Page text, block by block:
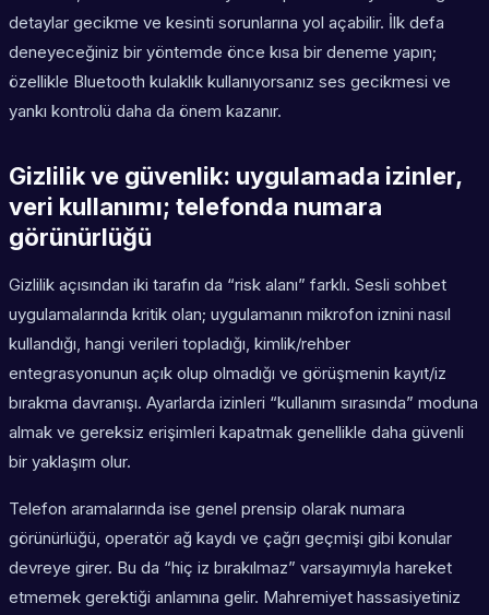
detaylar gecikme ve kesinti sorunlarına yol açabilir. İlk defa
deneyeceğiniz bir yöntemde önce kısa bir deneme yapın;
özellikle Bluetooth kulaklık kullanıyorsanız ses gecikmesi ve
yankı kontrolü daha da önem kazanır.
Gizlilik ve güvenlik: uygulamada izinler,
veri kullanımı; telefonda numara
görünürlüğü
Gizlilik açısından iki tarafın da “risk alanı” farklı. Sesli sohbet
uygulamalarında kritik olan; uygulamanın mikrofon iznini nasıl
kullandığı, hangi verileri topladığı, kimlik/rehber
entegrasyonunun açık olup olmadığı ve görüşmenin kayıt/iz
bırakma davranışı. Ayarlarda izinleri “kullanım sırasında” moduna
almak ve gereksiz erişimleri kapatmak genellikle daha güvenli
bir yaklaşım olur.
Telefon aramalarında ise genel prensip olarak numara
görünürlüğü, operatör ağ kaydı ve çağrı geçmişi gibi konular
devreye girer. Bu da “hiç iz bırakılmaz” varsayımıyla hareket
etmemek gerektiği anlamına gelir. Mahremiyet hassasiyetiniz